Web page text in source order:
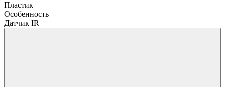
Пластик
Особенность
Датчик IR